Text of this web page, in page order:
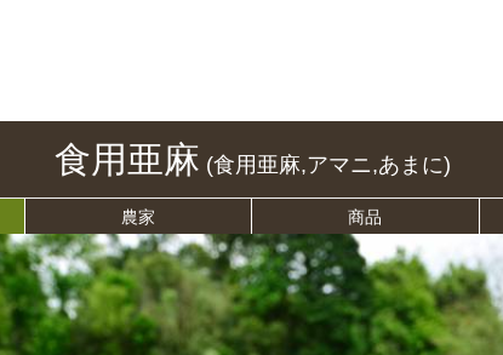
食用亜麻 (食用亜麻,アマニ,あまに)
農家 商品